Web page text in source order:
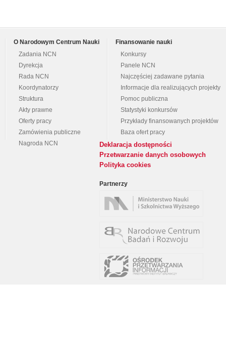
O Narodowym Centrum Nauki
Zadania NCN
Dyrekcja
Rada NCN
Koordynatorzy
Struktura
Akty prawne
Oferty pracy
Zamówienia publiczne
Nagroda NCN
Finansowanie nauki
Konkursy
Panele NCN
Najczęściej zadawane pytania
Informacje dla realizujących projekty
Pomoc publiczna
Statystyki konkursów
Przykłady finansowanych projektów
Baza ofert pracy
Deklaracja dostępności
Przetwarzanie danych osobowych
Polityka cookies
Partnerzy